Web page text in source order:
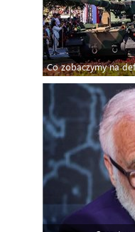
Co zobaczymy na